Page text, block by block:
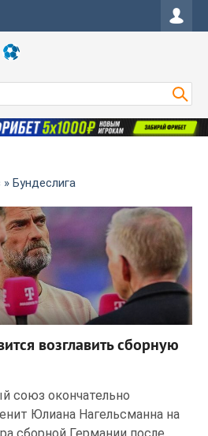
» Бундеслига
возглавить сборную
союз окончательно
Юлиана Нагельсманна на